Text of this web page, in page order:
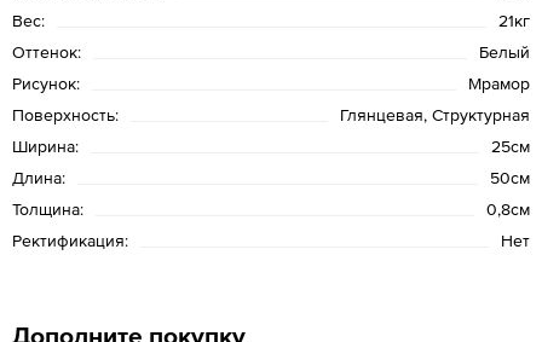
Вес:
21кг
Оттенок:
Белый
Рисунок:
Мрамор
Поверхность:
Глянцевая, Структурная
Ширина:
25см
Длина:
50см
Толщина:
0,8см
Ректификация:
Нет
Дополните покупку